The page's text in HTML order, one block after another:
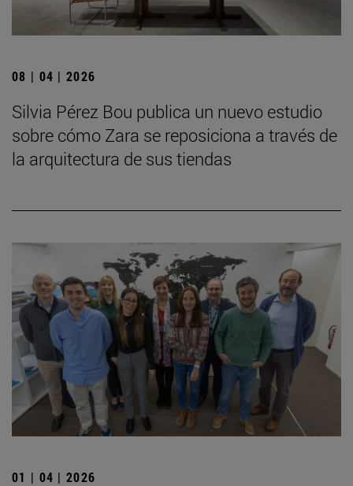
08 | 04 | 2026
Silvia Pérez Bou publica un nuevo estudio
sobre cómo Zara se reposiciona a través de
la arquitectura de sus tiendas
01 | 04 | 2026